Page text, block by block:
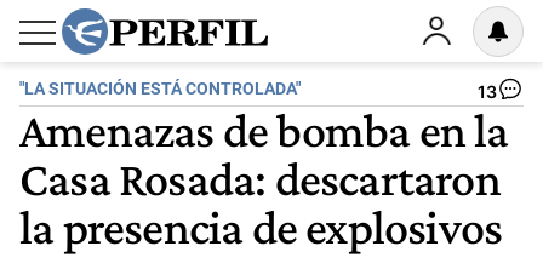
"LA SITUACIÓN ESTÁ CONTROLADA" 13
Amenazas de bomba en la
Casa Rosada: descartaron
la presencia de explosivos